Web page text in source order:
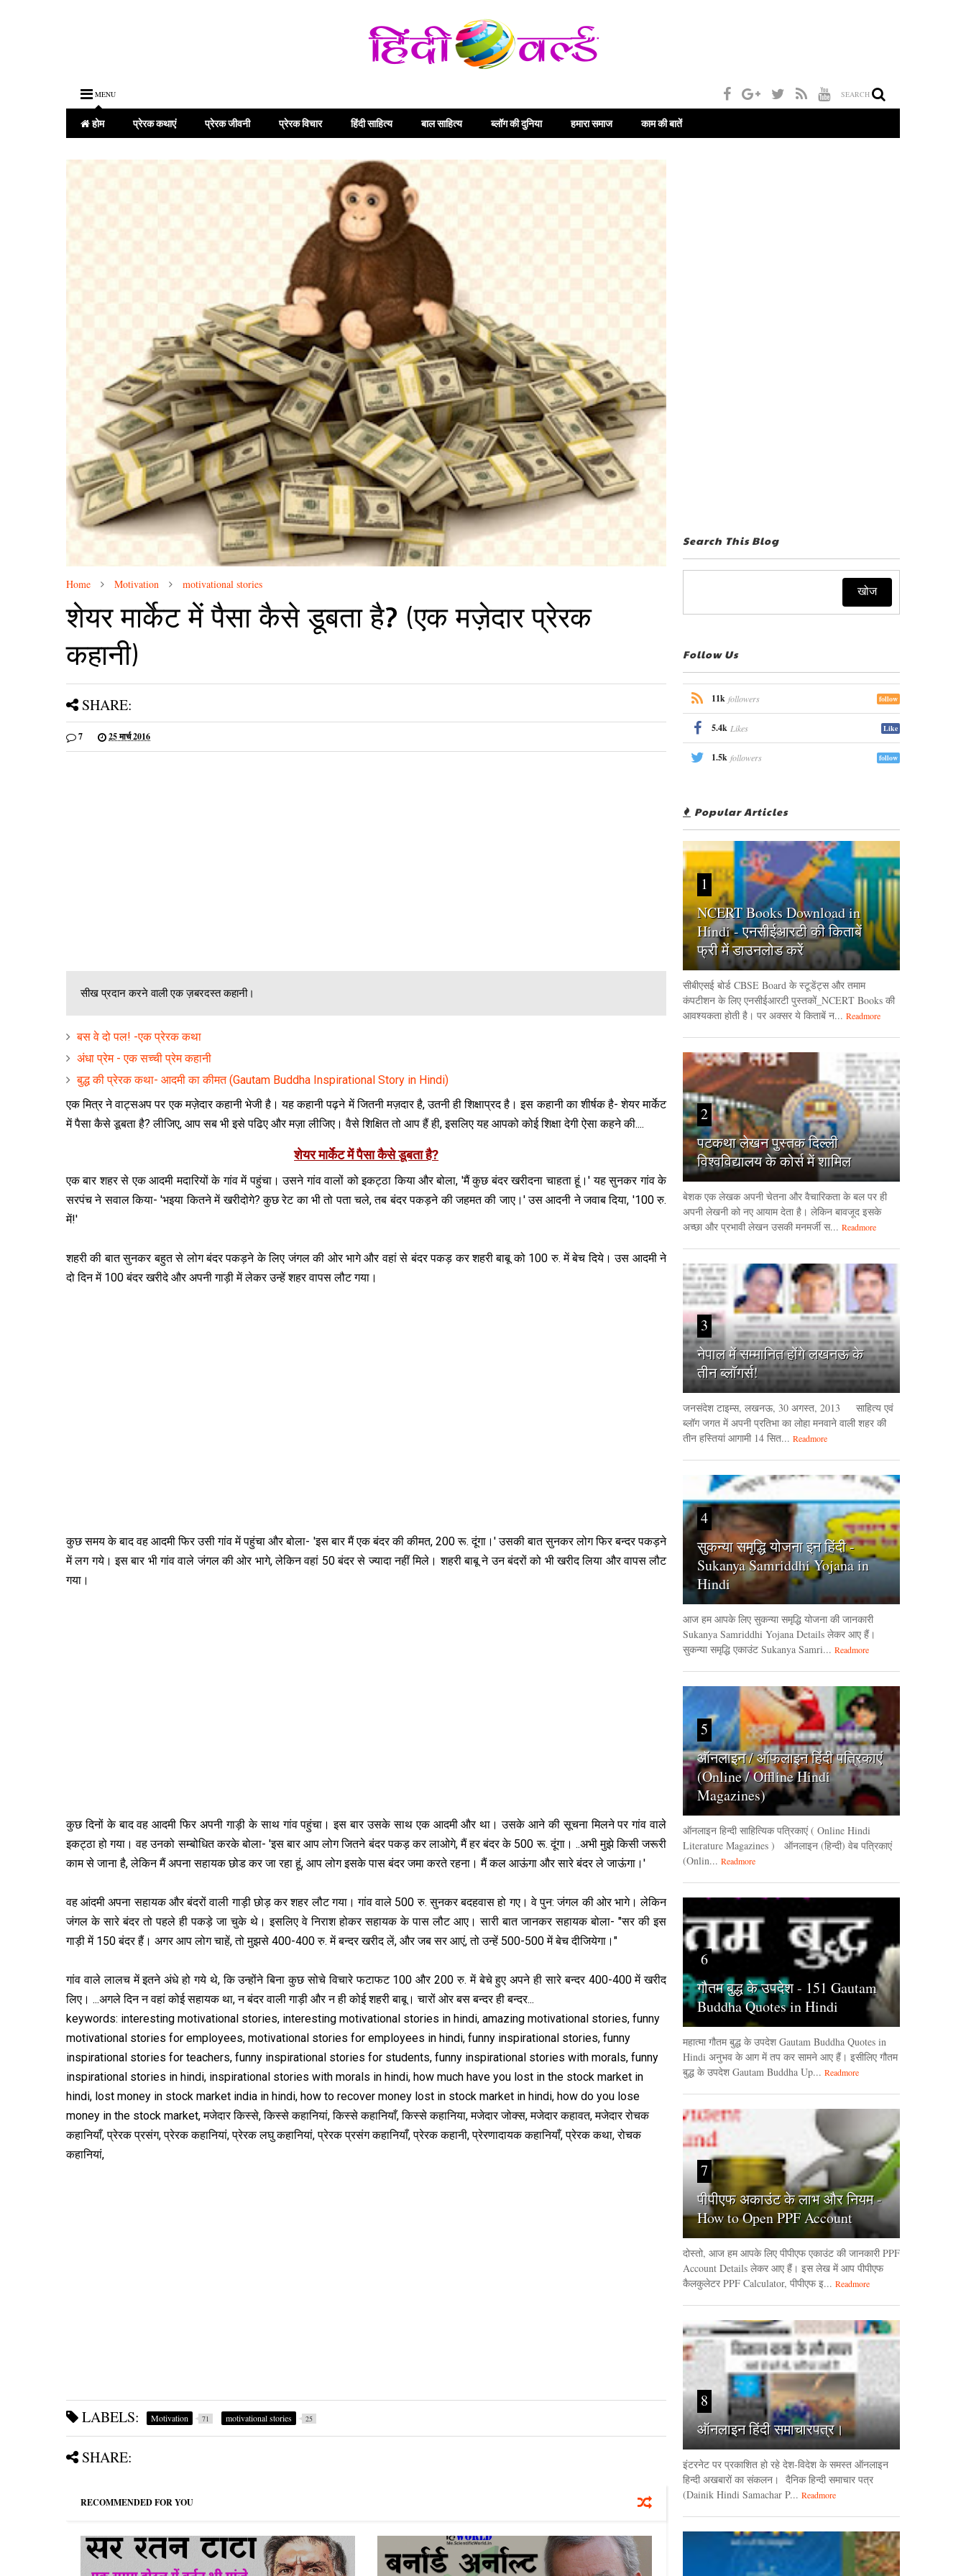
MENU SEARCH
होम प्रेरक कथाएं प्रेरक जीवनी प्रेरक विचार हिंदी साहित्य बाल साहित्य ब्लॉग की दुनिया हमारा समाज काम की बातें
Home Motivation motivational stories
शेयर मार्केट में पैसा कैसे डूबता है? (एक मज़ेदार प्रेरक
कहानी)
SHARE:
7 25 मार्च 2016
सीख प्रदान करने वाली एक ज़बरदस्त कहानी।
बस वे दो पल! -एक प्रेरक कथा
अंधा प्रेम - एक सच्ची प्रेम कहानी
बुद्ध की प्रेरक कथा- आदमी का कीमत (Gautam Buddha Inspirational Story in Hindi)
एक मित्र ने वाट्सअप पर एक मज़ेदार कहानी भेजी है। यह कहानी पढ़ने में जितनी मज़दार है, उतनी ही श‍िक्षाप्रद है। इस कहानी का शीर्षक है- शेयर मार्केट
में पैसा कैसे डूबता है? लीजिए, आप सब भी इसे पढिए और मज़ा लीजिए। वैसे श‍िक्ष‍ित तो आप हैं ही, इसलिए यह आपको कोई श‍िक्षा देगी ऐसा कहने की....
शेयर मार्केट में पैसा कैसे डूबता है?
एक बार शहर से एक आदमी मदारियों के गांव में पहुंचा। उसने गांव वालों को इकट्ठा किया और बोला, 'मैं कुछ बंदर खरीदना चाहता हूं।' यह सुनकर गांव के
सरपंच ने सवाल किया- 'भइया कितने में खरीदोगे? कुछ रेट का भी तो पता चले, तब बंदर पकड़ने की जहमत की जाए।' उस आदनी ने जवाब दिया, '100 रु.
में!'
शहरी की बात सुनकर बहुत से लोग बंदर पकड़ने के लिए जंगल की ओर भागे और वहां से बंदर पकड़ कर शहरी बाबू को 100 रु. में बेच दिये। उस आदमी ने
दो दिन में 100 बंदर खरीदे और अपनी गाड़ी में लेकर उन्हें शहर वापस लौट गया।
कुछ समय के बाद वह आदमी फिर उसी गांव में पहुंचा और बोला- 'इस बार मैं एक बंदर की कीमत, 200 रू. दूंगा।' उसकी बात सुनकर लोग फिर बन्दर पकड़ने
में लग गये। इस बार भी गांव वाले जंगल की ओर भागे, लेकिन वहां 50 बंदर से ज्यादा नहीं मिले। शहरी बाबू ने उन बंदरों को भी खरीद लिया और वापस लौट
गया।
कुछ दिनों के बाद वह आदमी फिर अपनी गाड़ी के साथ गांव पहुंचा। इस बार उसके साथ एक आदमी और था। उसके आने की सूचना मिलने पर गांव वाले
इकट्ठा हो गया। वह उनको सम्बोध‍ित करके बोला- 'इस बार आप लोग जितने बंदर पकड़ कर लाओगे, मैं हर बंदर के 500 रू. दूंगा। ..अभी मुझे किसी जरूरी
काम से जाना है, लेकिन मैं अपना सहायक छोड कर जा रहा हूं, आप लोग इसके पास बंदर जमा करते रहना। मैं कल आऊंगा और सारे बंदर ले जाऊंगा।'
वह आंदमी अपना सहायक और बंदरों वाली गाड़ी छोड़ कर शहर लौट गया। गांव वाले 500 रु. सुनकर बदहवास हो गए। वे पुन: जंगल की ओर भागे। लेकिन
जंगल के सारे बंदर तो पहले ही पकड़े जा चुके थे। इसलिए वे निराश होकर सहायक के पास लौट आए। सारी बात जानकर सहायक बोला- "सर की इस
गाड़ी में 150 बंदर हैं। अगर आप लोग चाहें, तो मुझसे 400-400 रु. में बन्दर खरीद लें, और जब सर आएं, तो उन्हें 500-500 में बेच दीजियेगा।"
गांव वाले लालच में इतने अंधे हो गये थे, कि उन्होंने बिना कुछ सोचे विचारे फटाफट 100 और 200 रु. में बेचे हुए अपने ही सारे बन्दर 400-400 में खरीद
लिए। ...अगले दिन न वहां कोई सहायक था, न बंदर वाली गाड़ी और न ही कोई शहरी बाबू। चारों ओर बस बन्दर ही बन्दर...
keywords: interesting motivational stories, interesting motivational stories in hindi, amazing motivational stories, funny
motivational stories for employees, motivational stories for employees in hindi, funny inspirational stories, funny
inspirational stories for teachers, funny inspirational stories for students, funny inspirational stories with morals, funny
inspirational stories in hindi, inspirational stories with morals in hindi, how much have you lost in the stock market in
hindi, lost money in stock market india in hindi, how to recover money lost in stock market in hindi, how do you lose
money in the stock market, मजेदार किस्से, किस्से कहानियां, किस्से कहानियाँ, किस्से कहानिया, मजेदार जोक्स, मजेदार कहावत, मजेदार रोचक
कहानियाँ, प्रेरक प्रसंग, प्रेरक कहानियां, प्रेरक लघु कहानियां, प्रेरक प्रसंग कहानियाँ, प्रेरक कहानी, प्रेरणादायक कहानियाँ, प्रेरक कथा, रोचक
कहानियां,
LABELS: Motivation 71 motivational stories 25
SHARE:
RECOMMENDED FOR YOU
Search This Blog
Follow Us
11k followers follow
5.4k Likes Like
1.5k followers follow
Popular Articles
1
NCERT Books Download in
Hindi - एनसीईआरटी की किताबें
फ्री में डाउनलोड करें
सीबीएसई बोर्ड CBSE Board के स्टूडेंट्स और तमाम
कंपटीशन के लिए एनसीईआरटी पुस्तकों_NCERT Books की
आवश्यकता होती है। पर अक्सर ये किताबें न... Readmore
2
पटकथा लेखन पुस्तक दिल्ली
विश्वविद्यालय के कोर्स में शामिल
बेशक एक लेखक अपनी चेतना और वैचारिकता के बल पर ही
अपनी लेखनी को नए आयाम देता है। लेकिन बावजूद इसके
अच्छा और प्रभावी लेखन उसकी मनमर्जी स... Readmore
3
नेपाल में सम्मानित होंगे लखनऊ के
तीन ब्लॉगर्स!
जनसंदेश टाइम्‍स, लखनऊ, 30 अगस्‍त, 2013 साहित्य एवं
ब्लॉग जगत में अपनी प्रतिभा का लोहा मनवाने वाली शहर की
तीन हस्तियां आगामी 14 सित... Readmore
4
सुकन्या समृद्धि योजना इन हिंदी -
Sukanya Samriddhi Yojana in
Hindi
आज हम आपके लिए सुकन्या समृद्धि योजना की जानकारी
Sukanya Samriddhi Yojana Details लेकर आए हैं।
सुकन्या समृद्धि एकाउंट Sukanya Samri... Readmore
5
ऑनलाइन / ऑफलाइन हिंदी पत्रिकाएं
(Online / Offline Hindi
Magazines)
ऑनलाइन हिन्‍दी साहित्यिक पत्रिकाएं ( Online Hindi
Literature Magazines ) ऑनलाइन (हिन्‍दी) वेब पत्रिकाएं
(Onlin... Readmore
6
गौतम बुद्ध के उपदेश - 151 Gautam
Buddha Quotes in Hindi
महात्मा गौतम बुद्ध के उपदेश Gautam Buddha Quotes in
Hindi अनुभव के आग में तप कर सामने आए हैं। इसीलिए गौतम
बुद्ध के उपदेश Gautam Buddha Up... Readmore
7
पीपीएफ अकाउंट के लाभ और नियम -
How to Open PPF Account
दोस्तो, आज हम आपके लिए पीपीएफ एकाउंट की जानकारी PPF
Account Details लेकर आए हैं। इस लेख में आप पीपीएफ
कैलकुलेटर PPF Calculator, पीपीएफ इ... Readmore
8
ऑनलाइन हिंदी समाचारपत्र।
इंटरनेट पर प्रकाशित हो रहे देश-विदेश के समस्त ऑनलाइन
हिन्दी अखबारों का संकलन। दैनिक हिन्‍दी समाचार पत्र
(Dainik Hindi Samachar P... Readmore